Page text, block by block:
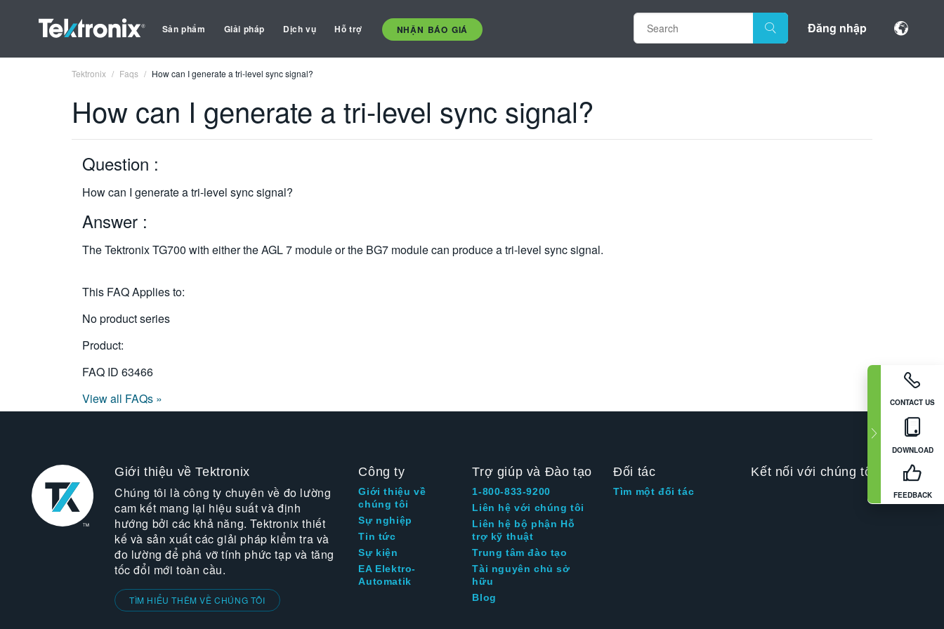
Sản phẩm Giải pháp Dịch vụ Hỗ trợ NHẬN BÁO GIÁ Đăng nhập
CONTACT US
DOWNLOAD
FEEDBACK
Tektronix Faqs How can I generate a tri-level sync signal?
How can I generate a tri-level sync signal?
Question :
How can I generate a tri-level sync signal?
Answer :
The Tektronix TG700 with either the AGL 7 module or the BG7 module can produce a tri-level sync signal.
This FAQ Applies to:
No product series
Product:
FAQ ID 63466
View all FAQs »
Giới thiệu về Tektronix
Chúng tôi là công ty chuyên về đo lường
cam kết mang lại hiệu suất và định
hướng bởi các khả năng. Tektronix thiết
kế và sản xuất các giải pháp kiểm tra và
đo lường để phá vỡ tính phức tạp và tăng
tốc đổi mới toàn cầu.
TÌM HIỂU THÊM VỀ CHÚNG TÔI
Công ty
Giới thiệu về
chúng tôi
Sự nghiệp
Tin tức
Sự kiện
EA Elektro-
Automatik
Trợ giúp và Đào tạo
1-800-833-9200
Liên hệ với chúng tôi
Liên hệ bộ phận Hỗ
trợ kỹ thuật
Trung tâm đào tạo
Tài nguyên chủ sở
hữu
Blog
Đối tác
Tìm một đối tác
Kết nối với chúng tôi